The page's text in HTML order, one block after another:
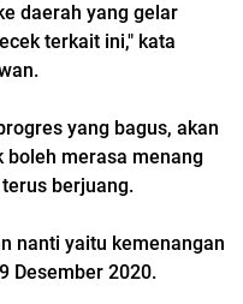
daerah yang gelar
terkait ini," kata
yang bagus, akan
boleh merasa menang
berjuang.
nanti yaitu kemenangan
Desember 2020.